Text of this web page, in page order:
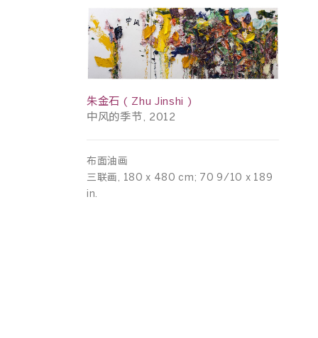
朱金石 ( Zhu Jinshi )
中风的季节, 2012
布面油画
三联画, 180 x 480 cm; 70 9/10 x 189
in.